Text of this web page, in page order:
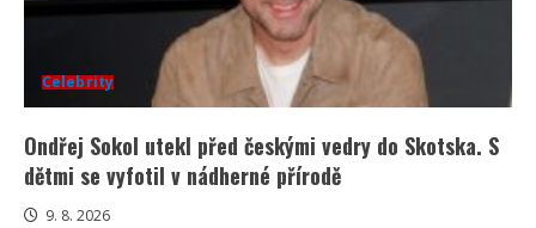
Celebrity
Ondřej Sokol utekl před českými vedry do Skotska. S
dětmi se vyfotil v nádherné přírodě
9. 8. 2026